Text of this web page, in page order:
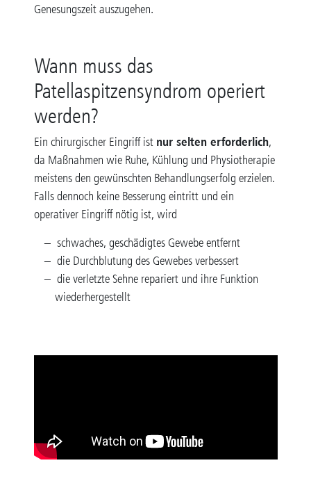
Genesungszeit auszugehen.
Wann muss das
Patellaspitzensyndrom operiert
werden?
Ein chirurgischer Eingriff ist nur selten erforderlich,
da Maßnahmen wie Ruhe, Kühlung und Physiotherapie
meistens den gewünschten Behandlungserfolg erzielen.
Falls dennoch keine Besserung eintritt und ein
operativer Eingriff nötig ist, wird
schwaches, geschädigtes Gewebe entfernt
die Durchblutung des Gewebes verbessert
die verletzte Sehne repariert und ihre Funktion
wiederhergestellt